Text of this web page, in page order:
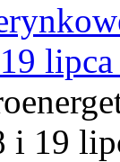
19